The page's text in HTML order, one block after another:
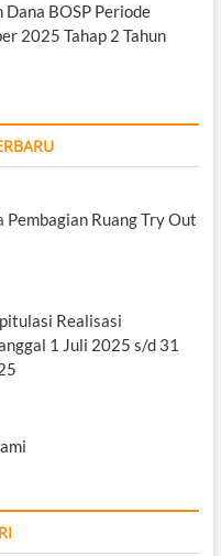
BOSP Periode
2025 Tahap 2 Tahun
Pembagian Ruang Try Out
Realisasi
1 Juli 2025 s/d 31